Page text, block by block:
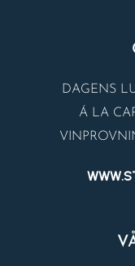
DAGENS
Á LA